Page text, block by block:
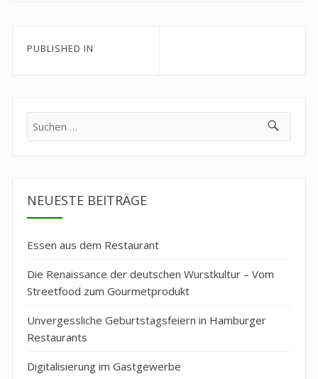
Beitragsnavigation
PUBLISHED IN
Suche
NEUESTE BEITRÄGE
Essen aus dem Restaurant
Die Renaissance der deutschen Wurstkultur – Vom
Streetfood zum Gourmetprodukt
Unvergessliche Geburtstagsfeiern in Hamburger
Restaurants
Digitalisierung im Gastgewerbe